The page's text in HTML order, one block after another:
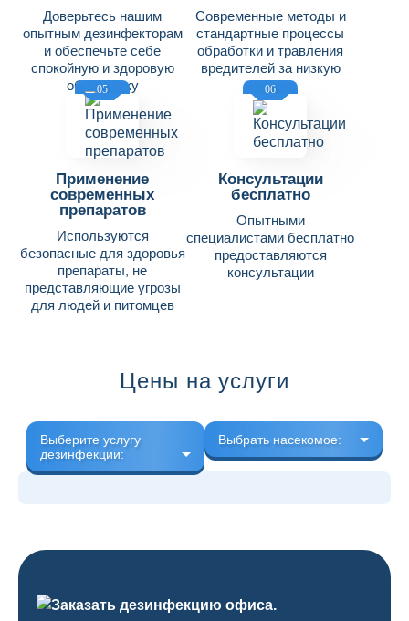
Доверьтесь нашим
опытным дезинфекторам
и обеспечьте себе
спокойную и здоровую
обстановку
Современные методы и
стандартные процессы
обработки и травления
вредителей за низкую
цену
05
Применение
современных
препаратов
Используются
безопасные для здоровья
препараты, не
представляющие угрозы
для людей и питомцев
06
Консультации
бесплатно
Опытными
специалистами бесплатно
предоставляются
консультации
Цены на услуги
Выберите услугу
дезинфекции:
Выбрать насекомое: